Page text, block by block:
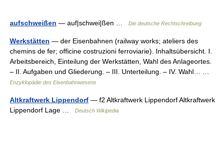
aufschweißen — auf|schwei|ßen … Die deutsche Rechtschreibung
Werkstätten — der Eisenbahnen (railway works; ateliers des
chemins de fer; officine costruzioni ferroviarie). Inhaltsübersicht. I.
Arbeitsbereich, Einteilung der Werkstätten, Wahl des Anlageortes.
– II. Aufgaben und Gliederung. – III. Unterteilung. – IV. Wahl… …
Enzyklopädie des Eisenbahnwesens
Altkraftwerk Lippendorf — f2 Altkraftwerk Lippendorf Altkraftwerk
Lippendorf Lage …
Deutsch Wikipedia